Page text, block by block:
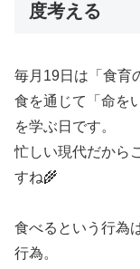
度考える
毎月19日は「食育
食を通じて「命を
を学ぶ日です。
忙しい現代だから
すね🌾
食べるという行為
行為。